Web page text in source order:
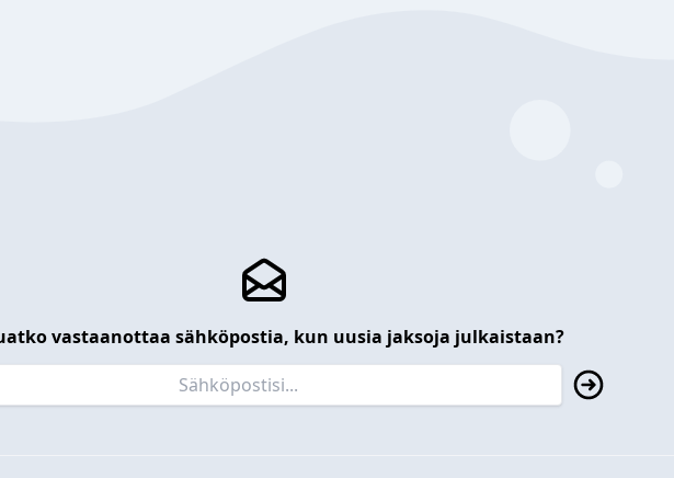
vastaanottaa sähköpostia, kun uusia jaksoja julkaistaan?